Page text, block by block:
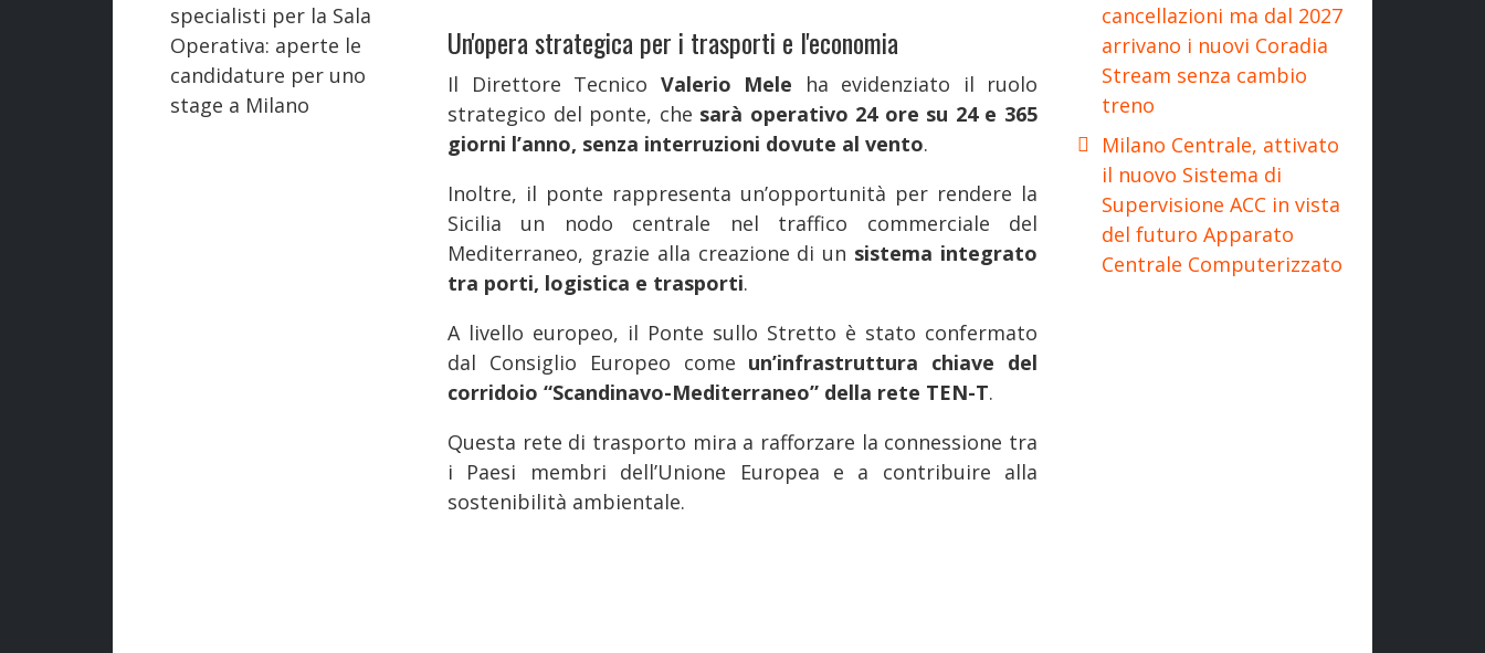
specialisti per la Sala
Operativa: aperte le
candidature per uno
stage a Milano
Un'opera strategica per i trasporti e l'economia
Il Direttore Tecnico Valerio Mele
ha evidenziato il ruolo
strategico del ponte, che sarà operativo 24 ore su 24 e 365
giorni l’anno, senza interruzioni dovute al vento.
Inoltre, il ponte rappresenta un’opportunità per rendere la
Sicilia un nodo centrale nel traffico commerciale del
Mediterraneo, grazie alla creazione di un sistema integrato
tra porti, logistica e trasporti.
A livello europeo, il Ponte sullo Stretto è stato confermato
dal Consiglio Europeo come un’infrastruttura chiave del
corridoio “Scandinavo-Mediterraneo” della rete TEN-T.
Questa rete di trasporto mira a rafforzare la connessione tra
i Paesi membri dell’Unione Europea e a contribuire alla
sostenibilità ambientale.
cancellazioni ma dal 2027
arrivano i nuovi Coradia
Stream senza cambio
treno
Milano Centrale, attivato
il nuovo Sistema di
Supervisione ACC in vista
del futuro Apparato
Centrale Computerizzato